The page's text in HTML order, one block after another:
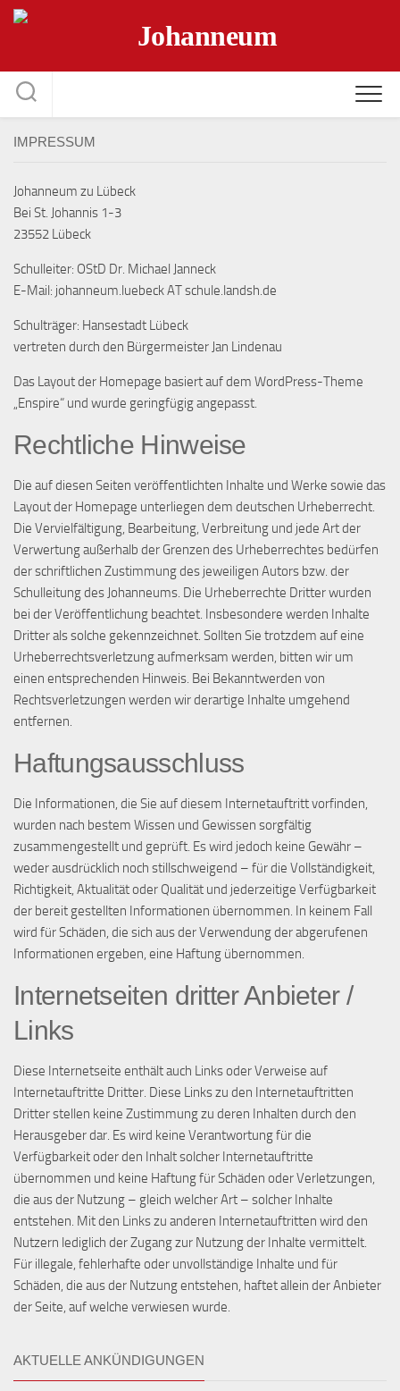
Skip
IMPRESSUM
Johanneum zu Lübeck
Bei St. Johannis 1-3
23552 Lübeck
Schulleiter: OStD Dr. Michael Janneck
E-Mail: johanneum.luebeck AT schule.landsh.de
Schulträger: Hansestadt Lübeck
vertreten durch den Bürgermeister Jan Lindenau
Das Layout der Homepage basiert auf dem WordPress-Theme
„Enspire“ und wurde geringfügig angepasst.
Rechtliche Hinweise
Die auf diesen Seiten veröffentlichten Inhalte und Werke sowie das
Layout der Homepage unterliegen dem deutschen Urheberrecht.
Die Vervielfältigung, Bearbeitung, Verbreitung und jede Art der
Verwertung außerhalb der Grenzen des Urheberrechtes bedürfen
der schriftlichen Zustimmung des jeweiligen Autors bzw. der
Schulleitung des Johanneums. Die Urheberrechte Dritter wurden
bei der Veröffentlichung beachtet. Insbesondere werden Inhalte
Dritter als solche gekennzeichnet. Sollten Sie trotzdem auf eine
Urheberrechtsverletzung aufmerksam werden, bitten wir um
einen entsprechenden Hinweis. Bei Bekanntwerden von
Rechtsverletzungen werden wir derartige Inhalte umgehend
entfernen.
Haftungsausschluss
Die Informationen, die Sie auf diesem Internetauftritt vorfinden,
wurden nach bestem Wissen und Gewissen sorgfältig
zusammengestellt und geprüft. Es wird jedoch keine Gewähr –
weder ausdrücklich noch stillschweigend – für die Vollständigkeit,
Richtigkeit, Aktualität oder Qualität und jederzeitige Verfügbarkeit
der bereit gestellten Informationen übernommen. In keinem Fall
wird für Schäden, die sich aus der Verwendung der abgerufenen
Informationen ergeben, eine Haftung übernommen.
Internetseiten dritter Anbieter /
Links
Diese Internetseite enthält auch Links oder Verweise auf
Internetauftritte Dritter. Diese Links zu den Internetauftritten
Dritter stellen keine Zustimmung zu deren Inhalten durch den
Herausgeber dar. Es wird keine Verantwortung für die
Verfügbarkeit oder den Inhalt solcher Internetauftritte
übernommen und keine Haftung für Schäden oder Verletzungen,
die aus der Nutzung – gleich welcher Art – solcher Inhalte
entstehen. Mit den Links zu anderen Internetauftritten wird den
Nutzern lediglich der Zugang zur Nutzung der Inhalte vermittelt.
Für illegale, fehlerhafte oder unvollständige Inhalte und für
Schäden, die aus der Nutzung entstehen, haftet allein der Anbieter
der Seite, auf welche verwiesen wurde.
AKTUELLE ANKÜNDIGUNGEN